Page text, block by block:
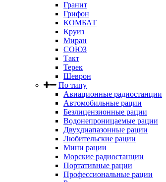
Гранит
Грифон
КОМБАТ
Круиз
Миран
СОЮЗ
Такт
Терек
Шеврон
По типу
Авиационные радиостанции
Автомобильные рации
Безлицензионные рации
Водонепроницаемые рации
Двухдиапазонные рации
Любительские рации
Мини рации
Морские радиостанции
Портативные рации
Профессиональные рации